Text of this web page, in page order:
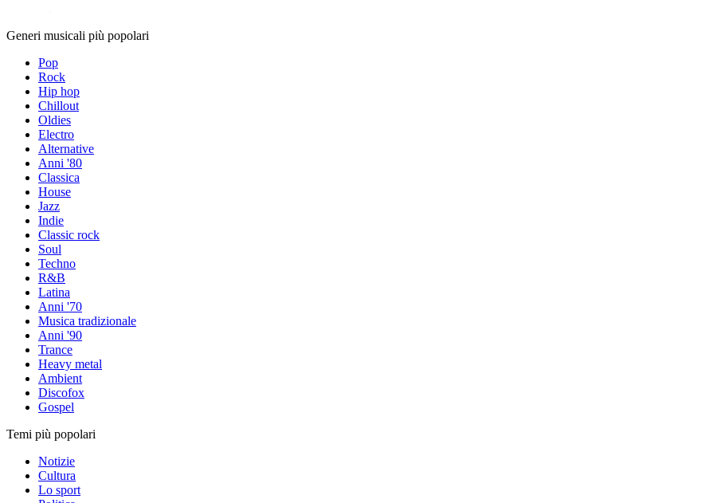
Generi musicali più popolari
Pop
Rock
Hip hop
Chillout
Oldies
Electro
Alternative
Anni '80
Classica
House
Jazz
Indie
Classic rock
Soul
Techno
R&B
Latina
Anni '70
Musica tradizionale
Anni '90
Trance
Heavy metal
Ambient
Discofox
Gospel
Temi più popolari
Notizie
Cultura
Lo sport